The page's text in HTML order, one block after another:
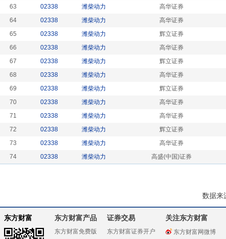
63
02338 潍柴动力
高华证券
64
02338 潍柴动力
高华证券
65
02338 潍柴动力
辉立证券
66
02338 潍柴动力
高华证券
67
02338 潍柴动力
辉立证券
68
02338 潍柴动力
高华证券
69
02338 潍柴动力
辉立证券
70
02338 潍柴动力
高华证券
71
02338 潍柴动力
高华证券
72
02338 潍柴动力
辉立证券
73
02338 潍柴动力
高华证券
74
02338 潍柴动力 高盛(中国)证券
数据来
东方财富 东方财富产品
东方财富免费版
证券交易
东方财富证券开户
关注东方财富
东方财富网微博